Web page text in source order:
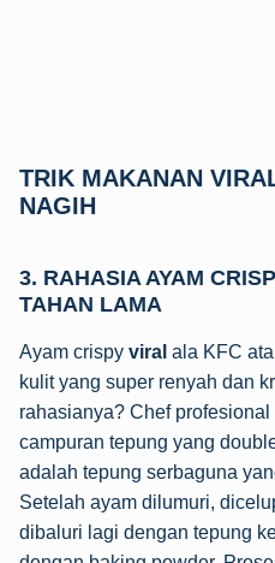
TRIK MAKANAN
NAGIH
3. RAHASIA AYAM
TAHAN LAMA
Ayam crispy viral ala KFC
kulit yang super renyah dan
rahasianya? Chef
campuran tepung yang
adalah tepung serbaguna
Setelah ayam dilumuri,
dibaluri lagi dengan tepung